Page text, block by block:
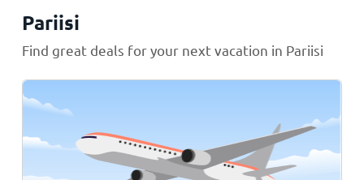
Pariisi
Find great deals for your next vacation in Pariisi